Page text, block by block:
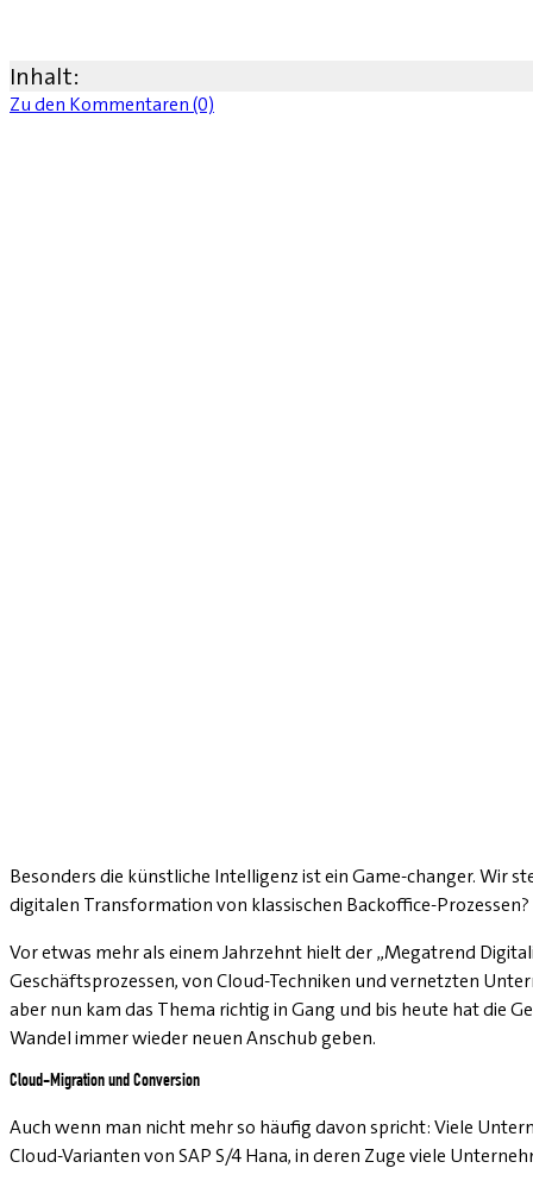
Inhalt:
Zu den Kommentaren (0)
Besonders die künstliche Intelligenz ist ein Game-changer. Wir
digitalen Transformation von klassischen Backoffice-Prozessen?
Vor etwas mehr als einem Jahrzehnt hielt der „Megatrend
Geschäftsprozessen, von Cloud-Techniken und vernetzten
aber nun kam das Thema richtig in Gang und bis heute hat die
Wandel immer wieder neuen Anschub geben.
Cloud-Migration und Conversion
Auch wenn man nicht mehr so häufig davon spricht: Viele
Cloud-Varianten von SAP S/4 Hana, in deren Zuge viele